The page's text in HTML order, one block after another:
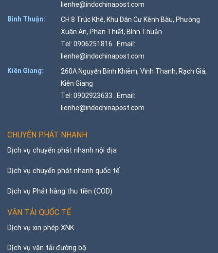
lienhe@indochinapost.com
Bình Thuận:
CH 8 Trúc Khê, Khu Dân Cư Kênh Bàu, Phường
Xuân An, Phan Thiết, Bình Thuận
Tel: 0906251816 . Email:
lienhe@indochinapost.com
Kiên Giang:
260A Nguyễn Bỉnh Khiêm, Vĩnh Thanh, Rạch Giá,
Kiên Giang
Tel: 0902923633 . Email:
lienhe@indochinapost.com
CHUYỂN PHÁT NHANH
Dịch vụ chuyển phát nhanh nội địa
Dịch vụ chuyển phát nhanh quốc tế
Dịch vụ Phát hàng thu tiền (COD)
VẬN TẢI QUỐC TẾ
Dịch vụ xin phép XNK
Dịch vụ vận tải đường bộ